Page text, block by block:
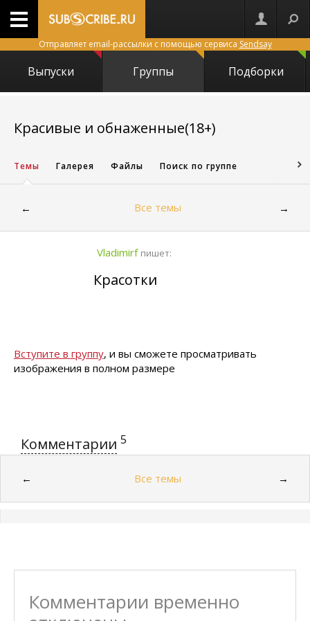
Отправляет email-рассылки с помощью сервиса Sendsay
Выпуски Группы Подборки
Красивые и обнаженные(18+)
Темы Галерея Файлы Поиск по группе
← Все темы →
Vladimirf пишет:
Красотки
Вступите в группу, и вы сможете просматривать
изображения в полном размере
Комментарии 5
← Все темы →
Комментарии временно